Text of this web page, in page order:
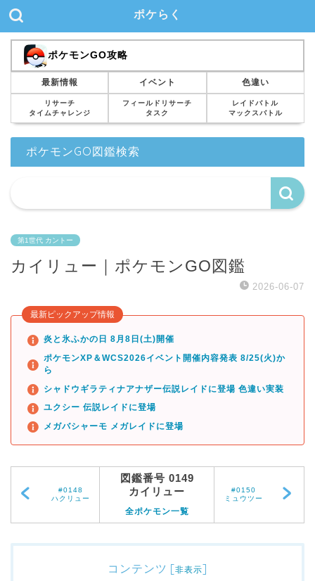
ポケらく
ポケモンGO攻略
最新情報 イベント 色違い
リサーチ
タイムチャレンジ
フィールドリサーチ
タスク
レイドバトル
マックスバトル
ポケモンGO図鑑検索
第1世代 カントー
カイリュー｜ポケモンGO図鑑
2026-06-07
最新ピックアップ情報
炎と氷ふかの日 8月8日(土)開催
ポケモンXP＆WCS2026イベント開催内容発表 8/25(火)か
ら
シャドウギラティナアナザー伝説レイドに登場 色違い実装
ユクシー 伝説レイドに登場
メガバシャーモ メガレイドに登場
#0148
ハクリュー
図鑑番号 0149
カイリュー
全ポケモン一覧
#0150
ミュウツー
コンテンツ [非表示]